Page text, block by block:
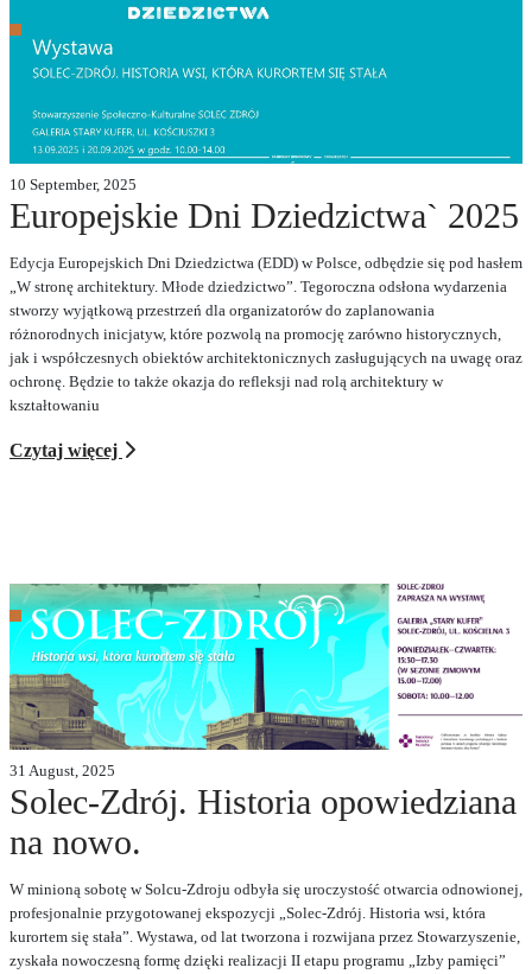
10 September, 2025
Europejskie Dni Dziedzictwa` 2025
Edycja Europejskich Dni Dziedzictwa (EDD) w Polsce, odbędzie się pod hasłem
„W stronę architektury. Młode dziedzictwo”. Tegoroczna odsłona wydarzenia
stworzy wyjątkową przestrzeń dla organizatorów do zaplanowania
różnorodnych inicjatyw, które pozwolą na promocję zarówno historycznych,
jak i współczesnych obiektów architektonicznych zasługujących na uwagę oraz
ochronę. Będzie to także okazja do refleksji nad rolą architektury w
kształtowaniu
Czytaj więcej
31 August, 2025
Solec-Zdrój. Historia opowiedziana
na nowo.
W minioną sobotę w Solcu-Zdroju odbyła się uroczystość otwarcia odnowionej,
profesjonalnie przygotowanej ekspozycji „Solec-Zdrój. Historia wsi, która
kurortem się stała”. Wystawa, od lat tworzona i rozwijana przez Stowarzyszenie,
zyskała nowoczesną formę dzięki realizacji II etapu programu „Izby pamięci”